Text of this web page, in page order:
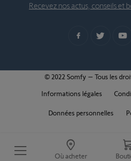
Où acheter
Recevez nos actus, conseils et
© 2022 Somfy – Tous les
Informations légales
Données personnelles